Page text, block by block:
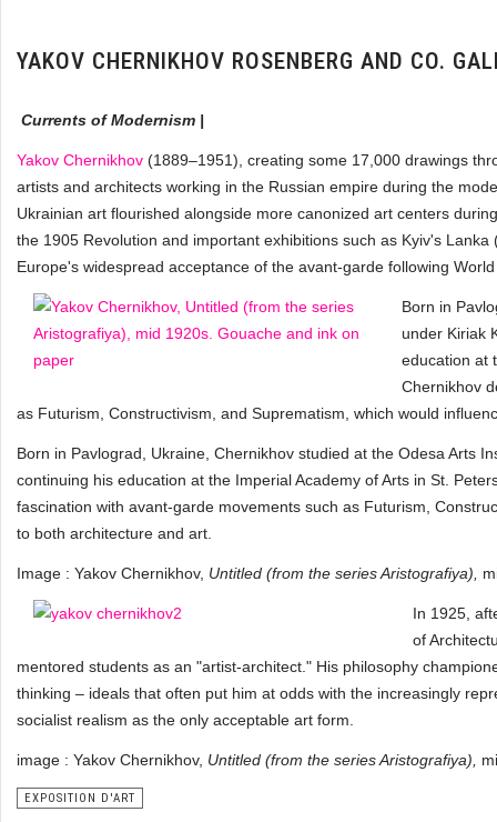
YAKOV CHERNIKHOV ROSENBERG AND CO.
Currents of Modernism |
Yakov Chernikhov (1889–1951), creating some 17,000 drawings
artists and architects working in the Russian empire during the
Ukrainian art flourished alongside more canonized art centers
the 1905 Revolution and important exhibitions such as Kyiv's
Europe's widespread acceptance of the avant-garde following
Born in
under Kiriak
education at
Chernikhov
as Futurism, Constructivism, and Suprematism, which would
Born in Pavlograd, Ukraine, Chernikhov studied at the Odesa Arts
continuing his education at the Imperial Academy of Arts in St.
fascination with avant-garde movements such as Futurism,
to both architecture and art.
Image : Yakov Chernikhov, Untitled (from the series Aristografiya),
In 1925,
of
mentored students as an "artist-architect." His philosophy
thinking – ideals that often put him at odds with the increasingly
socialist realism as the only acceptable art form.
image : Yakov Chernikhov, Untitled (from the series Aristografiya),
EXPOSITION D'ART